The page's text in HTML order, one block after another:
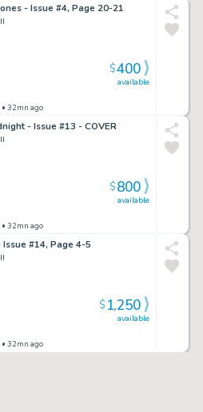
- Issue #4, Page 20-21
• 32mn ago
available
$400
- Issue #13 - COVER
• 32mn ago
available
$800
#14, Page 4-5
• 32mn ago
available
$1,250